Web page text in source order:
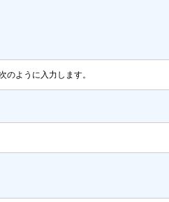
のように入力します。